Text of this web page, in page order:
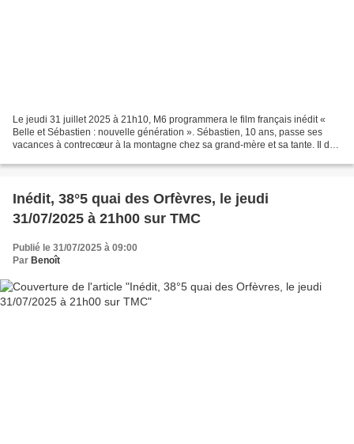
Le jeudi 31 juillet 2025 à 21h10, M6 programmera le film français inédit «
Belle et Sébastien : nouvelle génération ». Sébastien, 10 ans, passe ses
vacances à contrecœur à la montagne chez sa grand-mère et sa tante. Il doit
Inédit, 38°5 quai des Orfèvres, le jeudi
31/07/2025 à 21h00 sur TMC
Publié le 31/07/2025 à 09:00
Par Benoît